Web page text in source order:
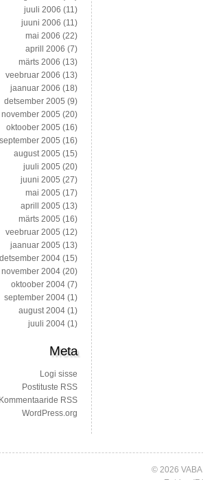
juuli 2006 (11)
juuni 2006 (11)
mai 2006 (22)
aprill 2006 (7)
märts 2006 (13)
veebruar 2006 (13)
jaanuar 2006 (18)
detsember 2005 (9)
november 2005 (20)
oktoober 2005 (16)
september 2005 (16)
august 2005 (15)
juuli 2005 (20)
juuni 2005 (27)
mai 2005 (17)
aprill 2005 (13)
märts 2005 (16)
veebruar 2005 (12)
jaanuar 2005 (13)
detsember 2004 (15)
november 2004 (20)
oktoober 2004 (7)
september 2004 (1)
august 2004 (1)
juuli 2004 (1)
Meta
Logi sisse
Postituste RSS
Kommentaaride RSS
WordPress.org
© 2026